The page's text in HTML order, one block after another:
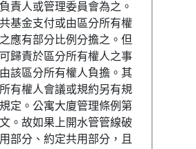
責人或管理委員會為之。
基金支付或由區分所有權
應有部分比例分擔之。但
歸責於區分所有權人之事
該區分所有權人負擔。其
有權人會議或規約另有規
定。公寓大廈管理條例第
。故如果上開水管管線破
部分、約定共用部分，且